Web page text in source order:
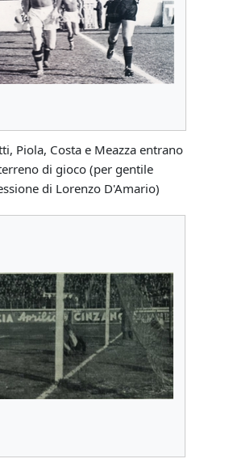
Piola, Costa e Meazza entrano
di gioco (per gentile
di Lorenzo D'Amario)